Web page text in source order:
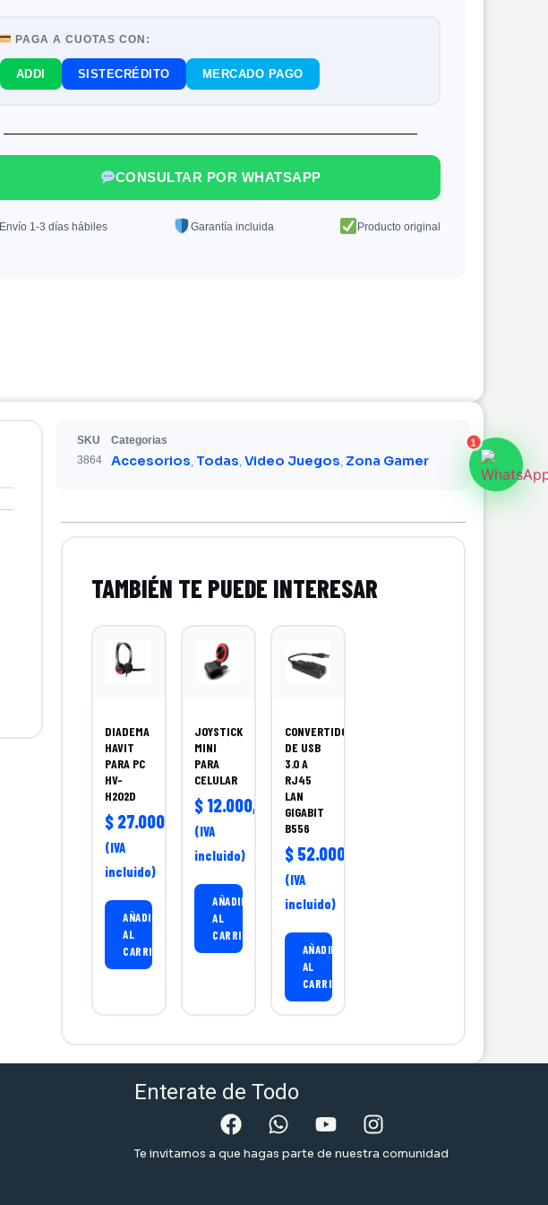
PAGA A CUOTAS CON:
ADDI SISTECRÉDITO MERCADO PAGO
CONSULTAR POR WHATSAPP
Envío 1-3 días hábiles Garantía incluida Producto original
SKU
3864
Categorias
Accesorios, Todas, Video Juegos, Zona Gamer
DIADEMA
HAVIT
PARA PC
HV-
H202D
$ 27.000,00
(IVA
incluido)
AÑADIR
AL
CARRITO
JOYSTICK
MINI
PARA
CELULAR
$ 12.000,00
(IVA
incluido)
AÑADIR
AL
CARRITO
CONVERTIDOR
DE USB
3.0 A
RJ45
LAN
GIGABIT
B556
$52.000,00
(IVA
incluido)
AÑADIR
AL
CARRITO
Enterate de Todo
Te invitamos a que hagas parte de nuestra comunidad
1